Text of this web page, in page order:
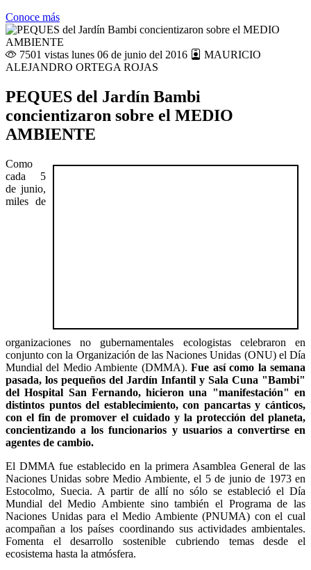
Conoce más
7501 vistas lunes 06 de junio del 2016
MAURICIO
ALEJANDRO ORTEGA ROJAS
PEQUES del Jardín Bambi
concientizaron sobre el MEDIO
AMBIENTE
Como
cada 5
de junio,
miles de
organizaciones no gubernamentales ecologistas celebraron en
conjunto con la Organización de las Naciones Unidas (ONU) el Día
Mundial del Medio Ambiente (DMMA).Fue así como la semana
pasada, los pequeños del Jardín Infantil y Sala Cuna "Bambi"
del Hospital San Fernando, hicieron una "manifestación" en
distintos puntos del establecimiento, con pancartas y cánticos,
con el fin de promover el cuidado y la protección del planeta,
concientizando a los funcionarios y usuarios a convertirse en
agentes de cambio.
El DMMA fue establecido en la primera Asamblea General de las
Naciones Unidas sobre Medio Ambiente, el 5 de junio de 1973 en
Estocolmo, Suecia. A partir de allí no sólo se estableció el Día
Mundial del Medio Ambiente sino también el Programa de las
Naciones Unidas para el Medio Ambiente (PNUMA) con el cual
acompañan a los países coordinando sus actividades ambientales.
Fomenta el desarrollo sostenible cubriendo temas desde el
ecosistema hasta la atmósfera.